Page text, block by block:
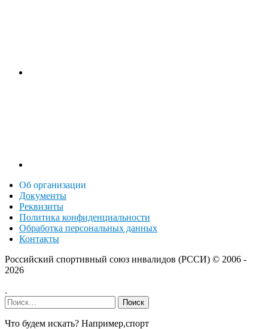
Об организации
Документы
Реквизиты
Политика конфиденциальности
Обработка персональных данных
Контакты
Российский спортивный союз инвалидов (РССИ) © 2006 -
2026
.
Найти:
Что будем искать? Например,спорт